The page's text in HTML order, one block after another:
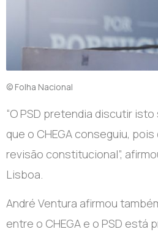
© Folha Nacional
“O PSD pretendia discutir isto
que o CHEGA conseguiu,
revisão constitucional”,
Lisboa.
André Ventura afirmou
entre o CHEGA e o PSD está